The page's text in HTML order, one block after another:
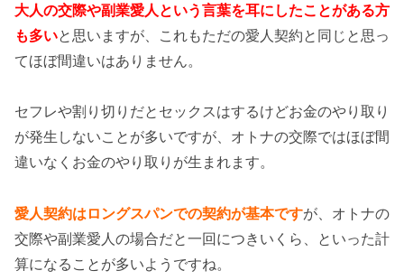
大人の交際や副業愛人という言葉を耳にしたことがある方
も多いと思いますが、これもただの愛人契約と同じと思っ
てほぼ間違いはありません。
セフレや割り切りだとセックスはするけどお金のやり取り
が発生しないことが多いですが、オトナの交際ではほぼ間
違いなくお金のやり取りが生まれます。
愛人契約はロングスパンでの契約が基本ですが、オトナの
交際や副業愛人の場合だと一回につきいくら、といった計
算になることが多いようですね。